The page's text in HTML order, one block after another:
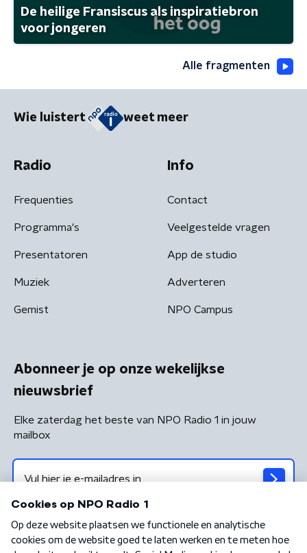
De heilige Fransiscus als inspiratiebron
voor jongeren
Alle fragmenten
Wie luistert weet meer
Radio
Frequenties
Programma's
Presentatoren
Muziek
Gemist
Info
Contact
Veelgestelde vragen
App de studio
Adverteren
NPO Campus
Abonneer je op onze wekelijkse
nieuwsbrief
Elke zaterdag het beste van NPO Radio 1 in jouw
mailbox